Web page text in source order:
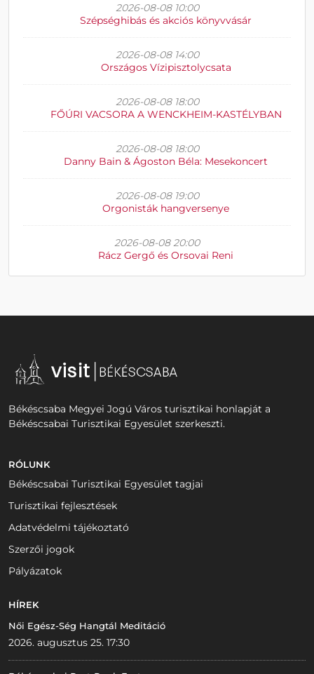
2026-08-08 10:00
Szépséghibás és akciós könyvvásár
2026-08-08 14:00
Országos Vízipisztolycsata
2026-08-08 18:00
FŐÚRI VACSORA A WENCKHEIM-KASTÉLYBAN
2026-08-08 18:00
Danny Bain & Ágoston Béla: Mesekoncert
2026-08-08 19:00
Orgonisták hangversenye
2026-08-08 20:00
Rácz Gergő és Orsovai Reni
Békéscsaba Megyei Jogú Város turisztikai honlapját a
Békéscsabai Turisztikai Egyesület szerkeszti.
RÓLUNK
Békéscsabai Turisztikai Egyesület tagjai
Turisztikai fejlesztések
Adatvédelmi tájékoztató
Szerzői jogok
Pályázatok
HÍREK
Női Egész-Ség Hangtál Meditáció
2026. augusztus 25. 17:30